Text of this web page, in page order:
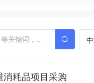
耗品项目采购